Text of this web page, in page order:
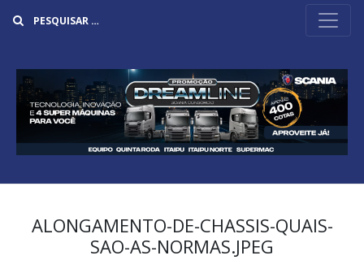
ALONGAMENTO-DE-CHASSIS-QUAIS-
SAO-AS-NORMAS.JPEG